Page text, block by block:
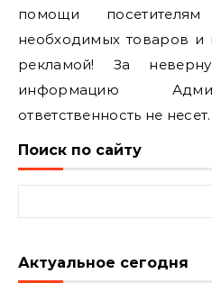
помощи
необходимых товаров и
рекламой! За
информацию
ответственность не несет.
Поиск по сайту
Актуальное сегодня